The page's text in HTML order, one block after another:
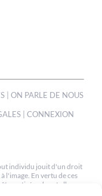
ON PARLE DE NOUS
| CONNEXION
individu jouit d'un droit
l'image. En vertu de ces
retirées de cet album